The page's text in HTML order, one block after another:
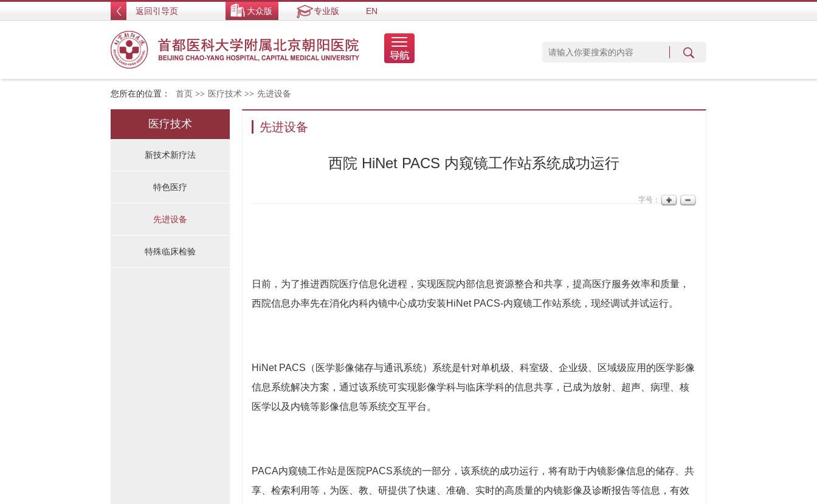
返回引导页 大众版 专业版 EN
您所在的位置： 首页 >> 医疗技术 >> 先进设备
医疗技术
新技术新疗法
特色医疗
先进设备
特殊临床检验
先进设备
西院 HiNet PACS 内窥镜工作站系统成功运行
字号：
日前，为了推进西院医疗信息化进程，实现医院内部信息资源整合和共享，提高医疗服务效率和质量，
西院信息办率先在消化内科内镜中心成功安装HiNet PACS-内窥镜工作站系统，现经调试并试运行。
HiNet PACS（医学影像储存与通讯系统）系统是针对单机级、科室级、企业级、区域级应用的医学影像
信息系统解决方案，通过该系统可实现影像学科与临床学科的信息共享，已成为放射、超声、病理、核
医学以及内镜等影像信息等系统交互平台。
PACA内窥镜工作站是医院PACS系统的一部分，该系统的成功运行，将有助于内镜影像信息的储存、共
享、检索利用等，为医、教、研提供了快速、准确、实时的高质量的内镜影像及诊断报告等信息，有效